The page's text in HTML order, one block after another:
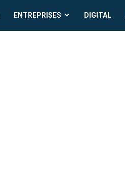
ENTREPRISES DIGITAL